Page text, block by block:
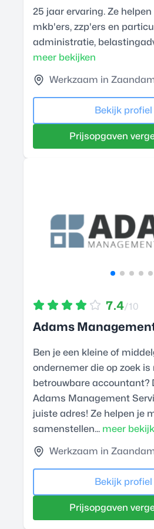
25 jaar ervaring. Ze
mkb'ers, zzp'ers en
administratie,
meer bekijken
Werkzaam in
Bekijk profiel
Prijsopgaven
7.4/10
Adams
Ben je een kleine of
ondernemer die op zoek is
betrouwbare accountant?
Adams Management
juiste adres! Ze helpen je
samenstellen... meer
Werkzaam in
Bekijk profiel
Prijsopgaven